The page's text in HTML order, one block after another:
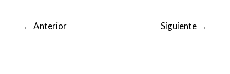
← Anterior Siguiente →